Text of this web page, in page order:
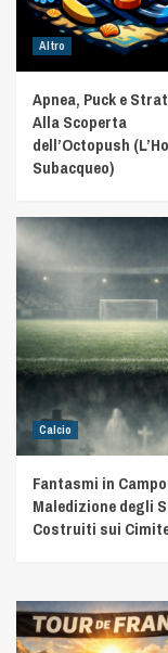
Altro
Apnea, Puck e
Alla Scoperta
dell’Octopush
Subacqueo)
Calcio
Fantasmi in
Maledizione degli
Costruiti sui